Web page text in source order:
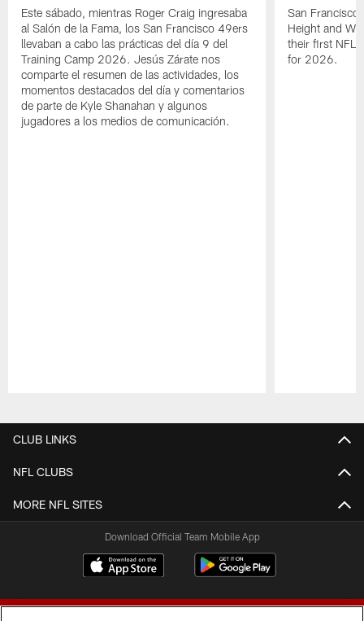
Este sábado, mientras Roger Craig ingresaba
al Salón de la Fama, los San Francisco 49ers
llevaban a cabo las prácticas del día 9 del
Training Camp 2026. Jesús Zárate nos
comparte el resumen de las actividades, los
momentos destacados del día y comentarios
de parte de Kyle Shanahan y algunos
jugadores a los medios de comunicación.
San Francisco
Height and
their first NFL
for 2026.
CLUB LINKS
NFL CLUBS
MORE NFL SITES
Download Official Team Mobile App